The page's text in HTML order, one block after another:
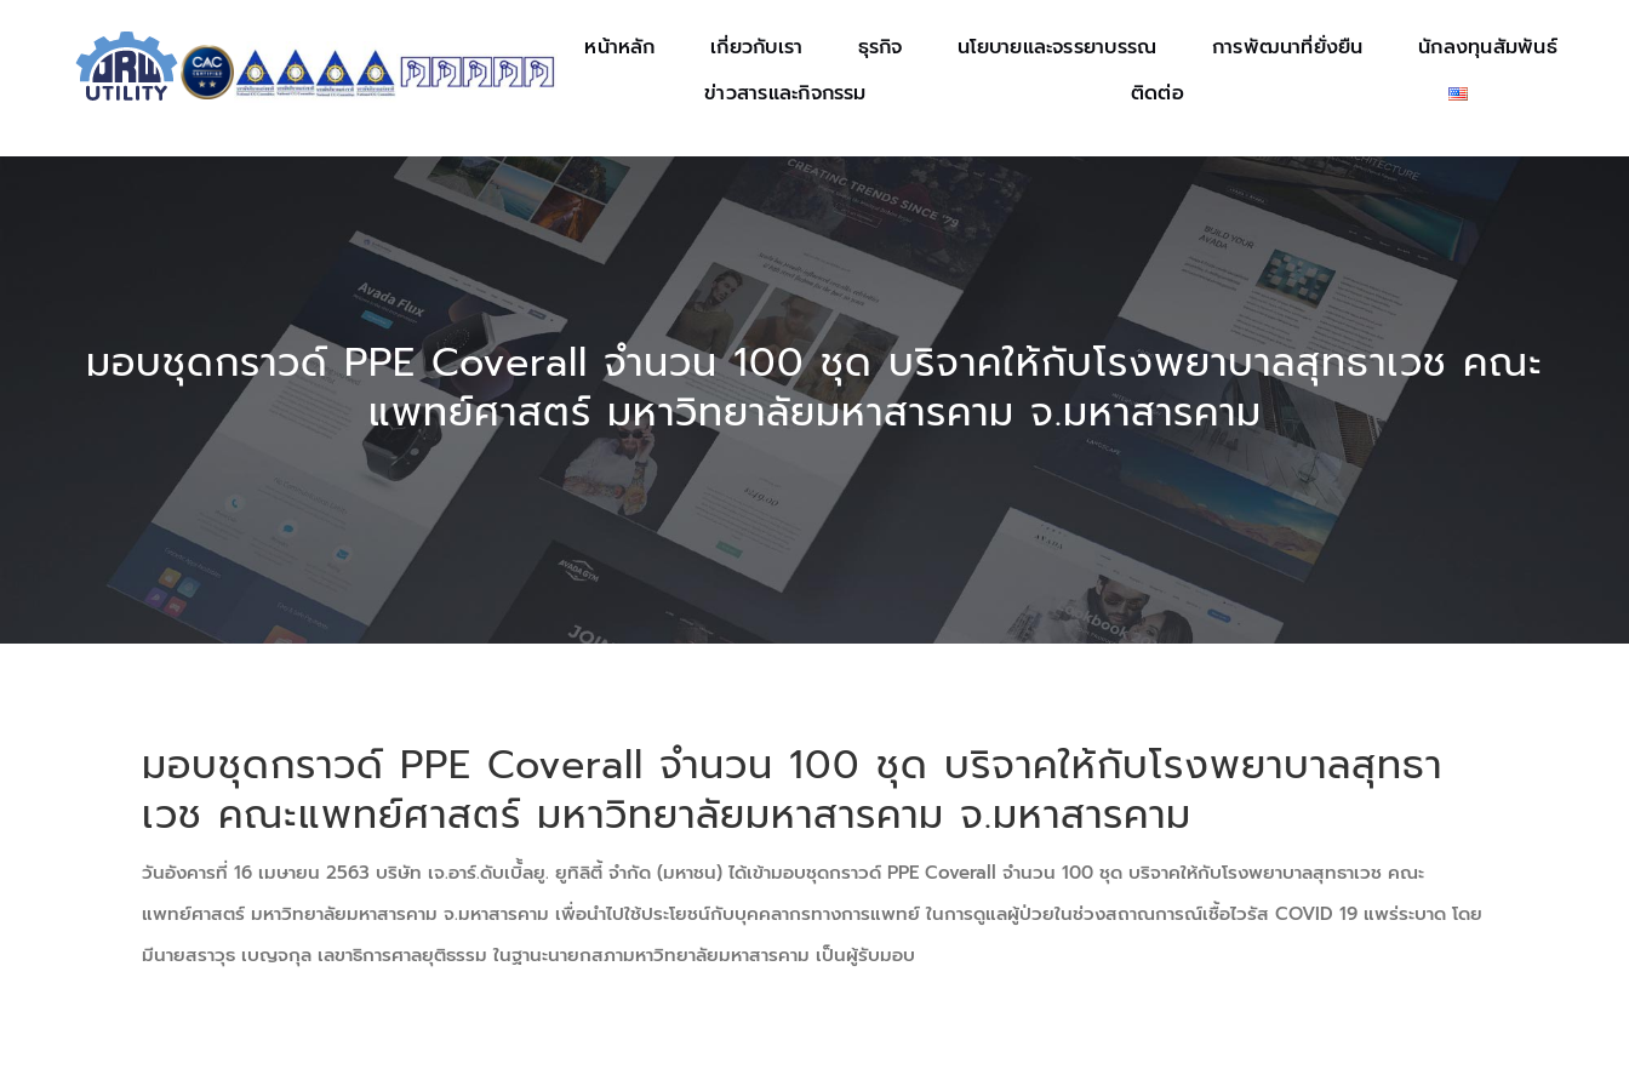
หน้าหลัก เกี่ยวกับเรา ธุรกิจ นโยบายและจรรยาบรรณ การพัฒนาที่ยั่งยืน
นักลงทุนสัมพันธ์
ข่าวสารและกิจกรรม
ติดต่อ
มอบชุดกราวด์ PPE Coverall จำนวน 100 ชุด บริจาคให้กับโรงพยาบาลสุทธาเวช คณะ
แพทย์ศาสตร์ มหาวิทยาลัยมหาสารคาม จ.มหาสารคาม
มอบชุดกราวด์ PPE Coverall จำนวน 100 ชุด บริจาคให้กับโรงพยาบาลสุทธา
เวช คณะแพทย์ศาสตร์ มหาวิทยาลัยมหาสารคาม จ.มหาสารคาม
วันอังคารที่ 16 เมษายน 2563 บริษัท เจ.อาร์.ดับเบิ้้ลยู. ยูทิลิตี้ จำกัด (มหาชน) ได้เข้ามอบชุดกราวด์ PPE Coverall จำนวน 100 ชุด บริจาคให้กับโรงพยาบาลสุทธาเวช คณะ
แพทย์ศาสตร์ มหาวิทยาลัยมหาสารคาม จ.มหาสารคาม เพื่อนำไปใช้ประโยชน์กับบุคคลากรทางการแพทย์ ในการดูแลผู้ป่วยในช่วงสถาณการณ์เชื้อไวรัส COVID 19 แพร่ระบาด โดย
มีนายสราวุธ เบญจกุล เลขาธิการศาลยุติธรรม ในฐานะนายกสภามหาวิทยาลัยมหาสารคาม เป็นผู้รับมอบ